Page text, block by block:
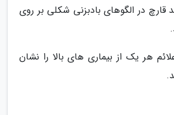
در الگوهای بادبزنی شکلی بر روی
هر یک از بیماری های بالا را نشان